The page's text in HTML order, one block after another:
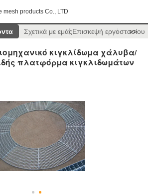
mesh products Co., LTD
Σχετικά με εμάςΕπισκεψή εργοστασίου
>>
κιγκλίδωμα χάλυβα/
πλατφόρμα κιγκλιδωμάτων